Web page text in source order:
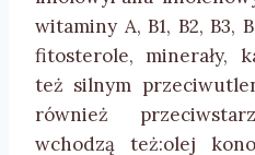
witaminy A, B1, B2, B3,
fitosterole, minerały,
też silnym
również
wchodzą też:olej